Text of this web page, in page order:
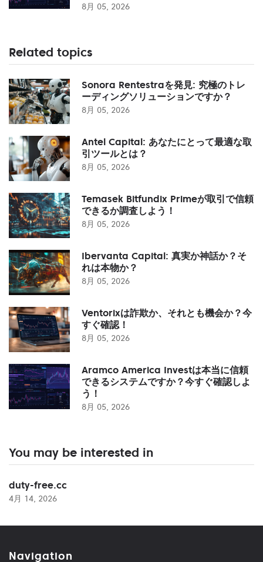
8月 05, 2026
Related topics
Sonora Rentestraを発見: 究極のトレ
ーディングソリューションですか？
8月 05, 2026
Antel Capital: あなたにとって最適な取
引ツールとは？
8月 05, 2026
Temasek Bitfundix Primeが取引で信頼
できるか調査しよう！
8月 05, 2026
Ibervanta Capital: 真実か神話か？そ
れは本物か？
8月 05, 2026
Ventorixは詐欺か、それとも機会か？今
すぐ確認！
8月 05, 2026
Aramco America Investは本当に信頼
できるシステムですか？今すぐ確認しよ
う！
8月 05, 2026
You may be interested in
duty-free.cc
4月 14, 2026
Navigation